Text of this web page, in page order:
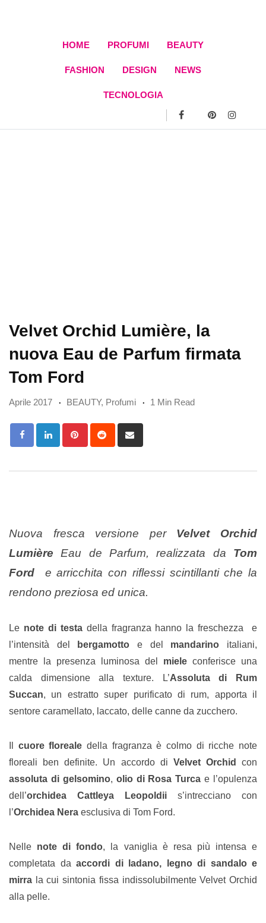
HOME PROFUMI BEAUTY
FASHION DESIGN NEWS
TECNOLOGIA
Velvet Orchid Lumière, la
nuova Eau de Parfum firmata
Tom Ford
Aprile 2017 BEAUTY, Profumi 1 Min Read
PinterestReddit
via
Nuova fresca versione per Velvet Orchid
LumièreEau de Parfum, realizzata da Tom
Ford e arricchita con riflessi scintillanti che la
rendono preziosa ed unica.
Le note di testadella fragranza hanno la freschezza e
l’intensità del
bergamotto e del mandarino italiani,
mentre la presenza luminosa del miele conferisce una
calda dimensione alla texture. L’Assoluta di Rum
Succan, un estratto super purificato di rum, apporta il
sentore caramellato, laccato, delle canne da zucchero.
cuore floreale della fragranza è colmo di ricche note
floreali ben definite. Un accordo di Velvet Orchid
con
assoluta di gelsomino, olio di Rosa Turca e l’opulenza
dell’orchidea Cattleya Leopoldii s’intrecciano con
l’Orchidea Nera esclusiva di Tom Ford.
Nelle note di fondo, la vaniglia è resa più intensa e
completata da accordi di ladano, legno di sandalo e
mirra la cui sintonia fissa indissolubilmente Velvet Orchid
alla pelle.